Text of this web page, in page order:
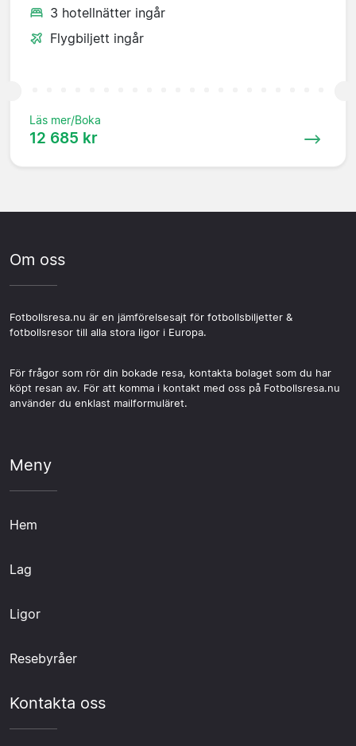
3 hotellnätter ingår
Flygbiljett ingår
Läs mer/Boka
12 685 kr
Om oss
Fotbollsresa.nu är en jämförelsesajt för fotbollsbiljetter &
fotbollsresor till alla stora ligor i Europa.
För frågor som rör din bokade resa, kontakta bolaget som du har
köpt resan av. För att komma i kontakt med oss på Fotbollsresa.nu
använder du enklast mailformuläret.
Meny
Hem
Lag
Ligor
Resebyråer
Kontakta oss